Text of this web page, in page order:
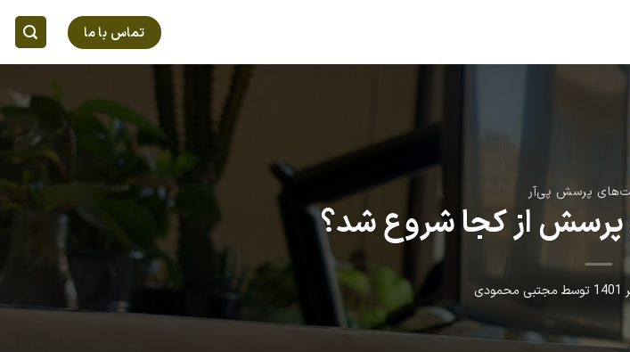
تماس با ما
پرسش پی‌آر
پرسش از کجا شروع شد؟
توسط مجتبی محمودی